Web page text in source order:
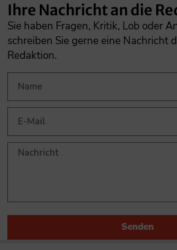
Ihre Nachricht an die
Sie haben Fragen, Kritik, Lob oder
schreiben Sie gerne eine Nachricht
Redaktion.
Senden